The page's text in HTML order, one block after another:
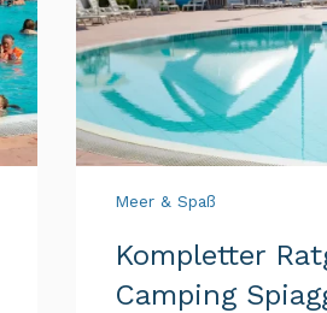
Meer & Spaß
Kompletter
Camping